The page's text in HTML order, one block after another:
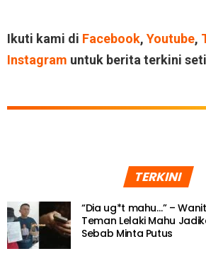
Ikuti kami di Facebook, Youtube,
Instagram untuk berita terkini
TERKINI
“Dia ug*t mahu…” –
Teman Lelaki Mahu
Sebab Minta Putus